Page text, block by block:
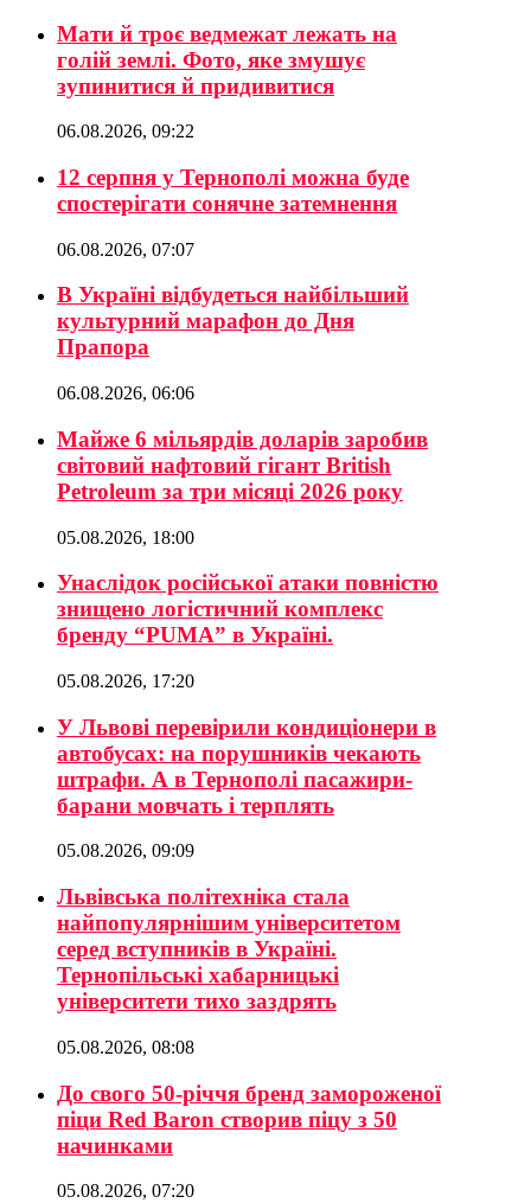
Мати й троє ведмежат лежать на
голій землі. Фото, яке змушує
зупинитися й придивитися
06.08.2026, 09:22
12 серпня у Тернополі можна буде
спостерігати сонячне затемнення
06.08.2026, 07:07
В Україні відбудеться найбільший
культурний марафон до Дня
Прапора
06.08.2026, 06:06
Майже 6 мільярдів доларів заробив
світовий нафтовий гігант British
Petroleum за три місяці 2026 року
05.08.2026, 18:00
Унаслідок російської атаки повністю
знищено логістичний комплекс
бренду “PUMA” в Україні.
05.08.2026, 17:20
У Львові перевірили кондиціонери в
автобусах: на порушників чекають
штрафи. А в Тернополі пасажири-
барани мовчать і терплять
05.08.2026, 09:09
Львівська політехніка стала
найпопулярнішим університетом
серед вступників в Україні.
Тернопільські хабарницькі
університети тихо заздрять
05.08.2026, 08:08
До свого 50-річчя бренд замороженої
піци Red Baron створив піцу з 50
начинками
05.08.2026, 07:20